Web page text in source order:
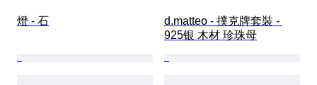
燈 - 石
d.matteo - 撲克牌套裝 -
925银 木材 珍珠母